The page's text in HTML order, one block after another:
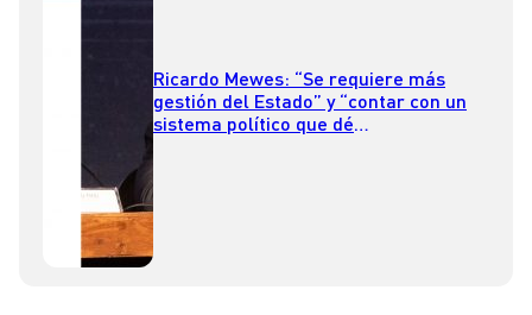
Ricardo Mewes: “Se requiere más
gestión del Estado” y “contar con un
sistema político que dé